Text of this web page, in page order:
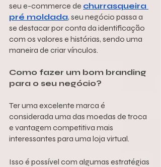
seu e-commerce de churrasqueira
pré moldada, seu negócio passa a
se destacar por conta da identificação
com os valores e histórias, sendo uma
maneira de criar vínculos.
Como fazer um bom branding
para o seu negócio?
Ter uma excelente marca é
considerada uma das moedas de troca
e vantagem competitiva mais
interessantes para uma loja virtual.
Isso é possível com algumas estratégias